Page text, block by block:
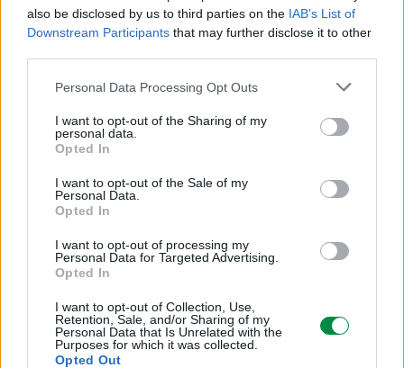
also be disclosed by us to third parties on the IAB’s List of
Downstream Participants that may further disclose it to other
Personal Data Processing Opt Outs
I want to opt-out of the Sharing of my
personal data.
Opted In
I want to opt-out of the Sale of my
Personal Data.
Opted In
I want to opt-out of processing my
Personal Data for Targeted Advertising.
Opted In
I want to opt-out of Collection, Use,
Retention, Sale, and/or Sharing of my
Personal Data that Is Unrelated with the
Purposes for which it was collected.
Opted Out
Różne
Lexmark Cartridge Collection Program
Pudełko
Lexmark XC9535